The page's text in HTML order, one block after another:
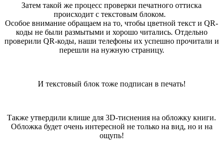
Затем такой же процесс проверки печатного оттиска
происходит с текстовым блоком.
Особое внимание обращаем на то, чтобы цветной текст и QR-
коды не были размытыми и хорошо читались. Отдельно
проверили QR-коды, наши телефоны их успешно прочитали и
перешли на нужную страницу.
И текстовый блок тоже подписан в печать!
Также утвердили клише для 3D-тиснения на обложку книги.
Обложка будет очень интересной не только на вид, но и на
ощупь!